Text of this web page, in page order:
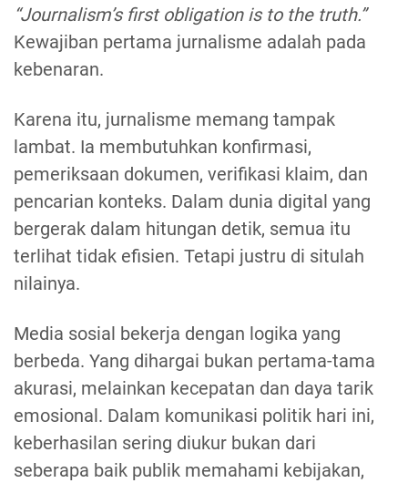
“Journalism’s first obligation is to the truth.”
Kewajiban pertama jurnalisme adalah pada
kebenaran.
Karena itu, jurnalisme memang tampak
lambat. Ia membutuhkan konfirmasi,
pemeriksaan dokumen, verifikasi klaim, dan
pencarian konteks. Dalam dunia digital yang
bergerak dalam hitungan detik, semua itu
terlihat tidak efisien. Tetapi justru di situlah
nilainya.
Media sosial bekerja dengan logika yang
berbeda. Yang dihargai bukan pertama-tama
akurasi, melainkan kecepatan dan daya tarik
emosional. Dalam komunikasi politik hari ini,
keberhasilan sering diukur bukan dari
seberapa baik publik memahami kebijakan,